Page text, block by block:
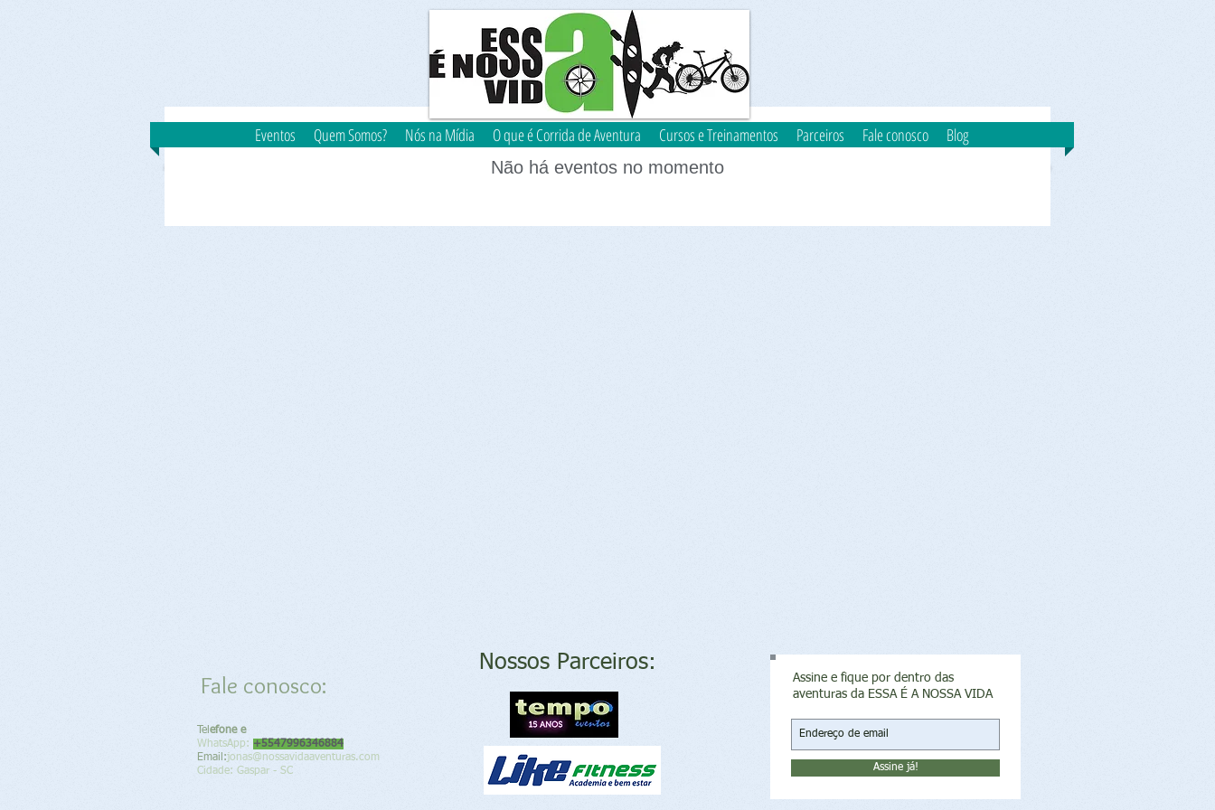
Eventos Quem Somos? Nós na Mídia O que é Corrida de Aventura Cursos e Treinamentos Parceiros Fale conosco Blog
Não há eventos no momento
Fale conosco:
Tel efone e
WhatsApp: +5547996346884
Email:jonas@nossavidaaventuras.com
Cidade: Gaspar - SC​
Nossos Parceiros:
Assine e fique por dentro das
aventuras da ESSA É A NOSSA VIDA
Assine já!